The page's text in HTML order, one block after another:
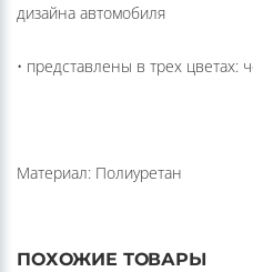
дизайна автомобиля
• представлены в трех
Материал: Полиуретан
ПОХОЖИЕ ТОВАРЫ